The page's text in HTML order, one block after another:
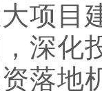
项目
深化
落地